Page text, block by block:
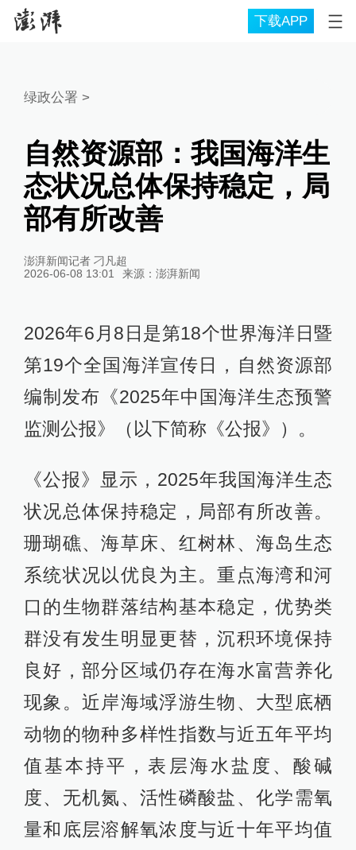
下载APP
绿政公署 >
自然资源部：我国海洋生
态状况总体保持稳定，局
部有所改善
澎湃新闻记者 刁凡超
2026-06-08 13:01
来源： 澎湃新闻
2026年6月8日是第18个世界海洋日暨
第19个全国海洋宣传日，自然资源部
编制发布《2025年中国海洋生态预警
监测公报》（以下简称《公报》）。
《公报》显示，2025年我国海洋生态
状况总体保持稳定，局部有所改善。
珊瑚礁、海草床、红树林、海岛生态
系统状况以优良为主。重点海湾和河
口的生物群落结构基本稳定，优势类
群没有发生明显更替，沉积环境保持
良好，部分区域仍存在海水富营养化
现象。近岸海域浮游生物、大型底栖
动物的物种多样性指数与近五年平均
值基本持平，表层海水盐度、酸碱
度、无机氮、活性磷酸盐、化学需氧
量和底层溶解氧浓度与近十年平均值